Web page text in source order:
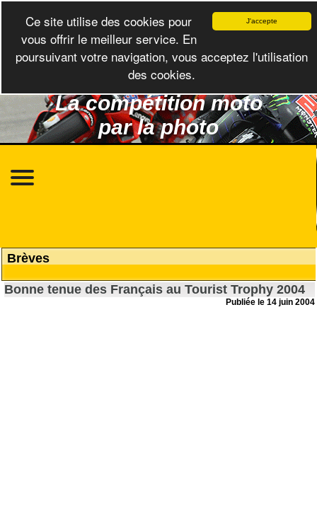
La compétition moto
par la photo
Brèves
Bonne tenue des Français au Tourist Trophy 2004
Publiée le 14 juin 2004
J'accepte
Ce site utilise des cookies pour
vous offrir le meilleur service. En
poursuivant votre navigation, vous acceptez l'utilisation
des cookies.